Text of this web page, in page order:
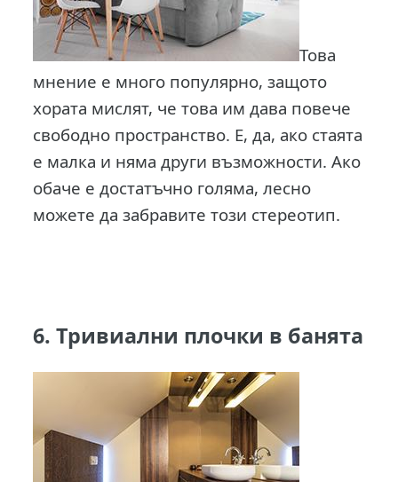
Това
мнение е много популярно, защото
хората мислят, че това им дава повече
свободно пространство. Е, да, ако стаята
е малка и няма други възможности. Ако
обаче е достатъчно голяма, лесно
можете да забравите този стереотип.
6. Тривиални плочки в банята